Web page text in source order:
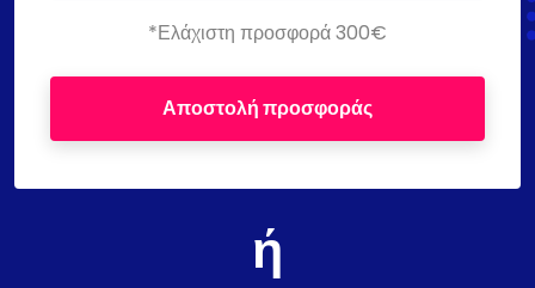
*Ελάχιστη προσφορά 300€
Αποστολή προσφοράς
ή